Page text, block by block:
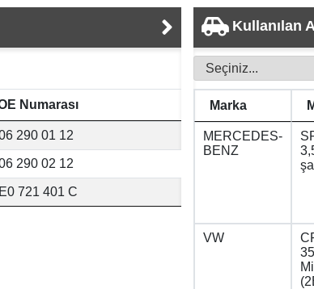
Numarası
290 01 12
290 02 12
721 401 C
Kullanılan
Marka
MERCEDES-
BENZ
VW
35